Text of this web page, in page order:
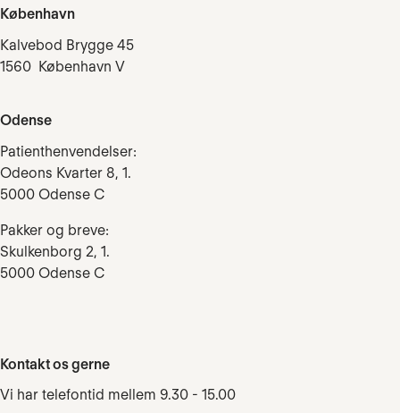
København
Kalvebod Brygge 45
1560 København V
Odense
Patienthenvendelser:
Odeons Kvarter 8, 1.
5000 Odense C
Pakker og breve:
Skulkenborg 2, 1.
5000 Odense C
Kontakt os gerne
Vi har telefontid mellem 9.30 - 15.00